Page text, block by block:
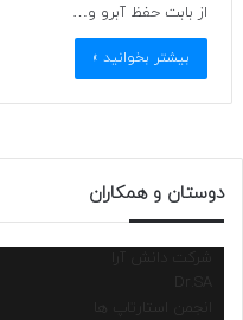
از بابت حفظ آبرو و…
بیشتر بخوانید »
دوستان و همکاران
شرکت دانش آرا
انجمن استارتاپ ها